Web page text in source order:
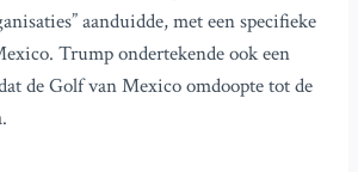
aanduidde, met een specifieke
Trump ondertekende ook een
de Golf van Mexico omdoopte tot de